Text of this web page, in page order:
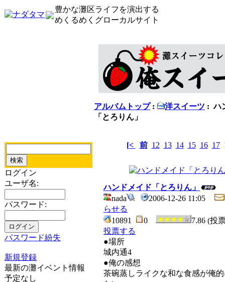
豊かな灘区ライフを演出する
めくるめくグローカルサイト
ログイン
ユーザ名:
パスワード:
パスワード紛失
新規登録
最新の灘イベント情報
予定なし
アルバムトップ: 洋スイーツ : ハ
「とろりん」
[< 前 12 13 14 15 16 17
ハンドメイド「とろりん」
nada
2006-12-26 11:05
らせる
10891
0
7.86 (投
投票する
●場所
城内通4
●俺の感想
茶碗蒸しライクな和な食感が俺